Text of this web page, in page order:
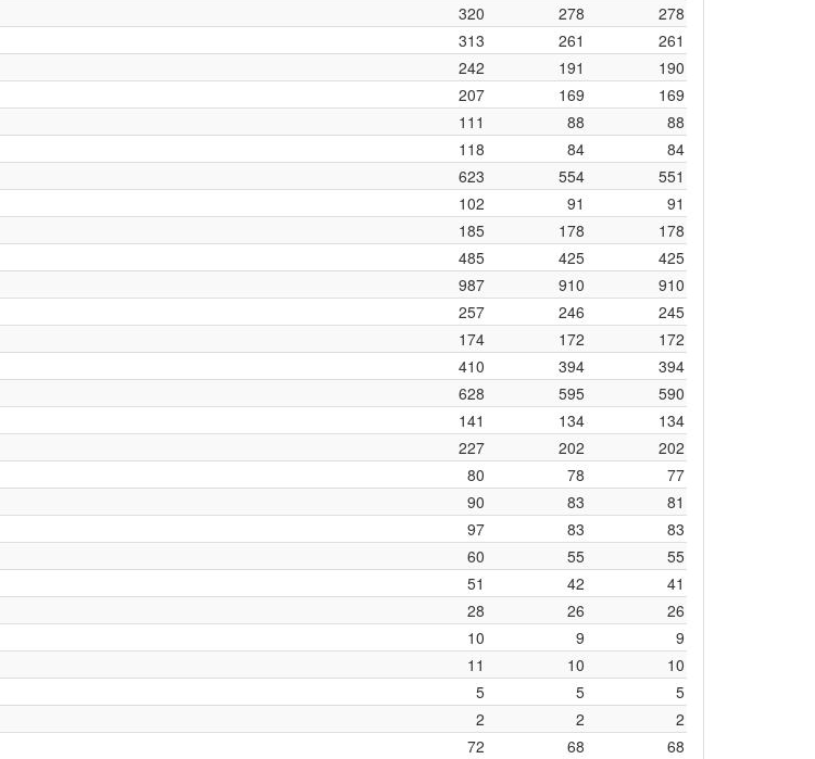
320 278
278
313 261
261
242 191
190
207 169
169
111 88
88
118 84
84
623 554
551
102 91
91
185 178
178
485 425
425
987 910
910
257 246
245
174 172
172
410 394
394
628 595
590
141 134
134
227 202
202
80 78
77
90 83
81
97 83
83
60 55
55
51 42
41
28 26
26
10 9
9
11 10
10
5 5
5
2 2
2
72 68 68